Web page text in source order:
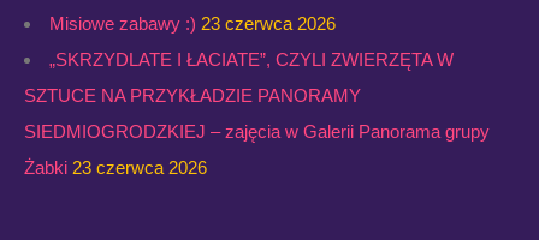
Misiowe zabawy :) 23 czerwca 2026
„SKRZYDLATE I ŁACIATE”, CZYLI ZWIERZĘTA W
SZTUCE NA PRZYKŁADZIE PANORAMY
SIEDMIOGRODZKIEJ – zajęcia w Galerii Panorama grupy
Żabki 23 czerwca 2026